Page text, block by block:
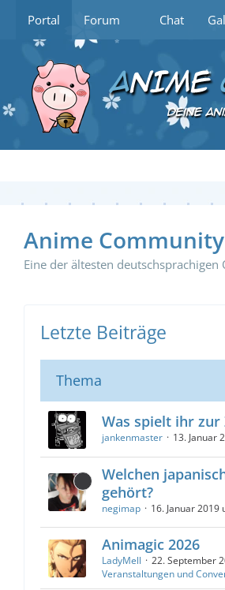
Portal Forum Chat
Anime
Eine der ältesten
Letzte Beiträge
Thema
Was spielt ihr zur
jankenmaster 13. Januar
Welchen
gehört?
negimap 16. Januar 2019
Animagic 2026
LadyMell
22. September
Veranstaltungen und